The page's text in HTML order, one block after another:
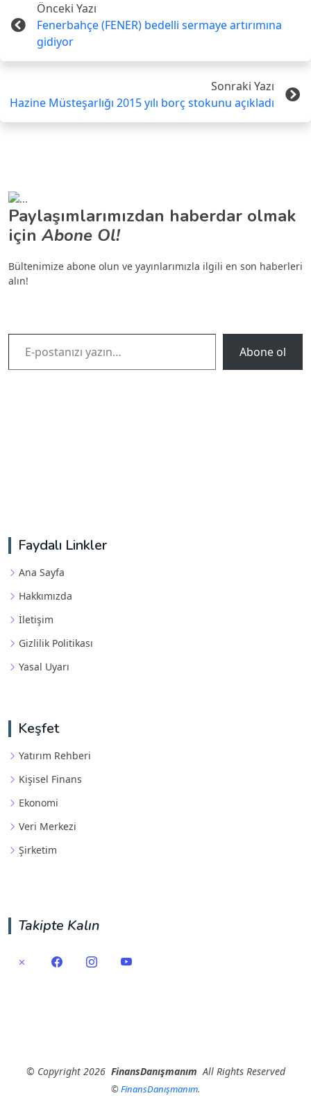
Önceki Yazı
Fenerbahçe (FENER) bedelli sermaye artırımına
gidiyor
Sonraki Yazı
Hazine Müsteşarlığı 2015 yılı borç stokunu açıkladı
Paylaşımlarımızdan haberdar olmak
için Abone Ol!
Bültenimize abone olun ve yayınlarımızla ilgili en son haberleri
alın!
E-postanızı yazın…
Abone ol
Faydalı Linkler
Ana Sayfa
Hakkımızda
İletişim
Gizlilik Politikası
Yasal Uyarı
Keşfet
Yatırım Rehberi
Kişisel Finans
Ekonomi
Veri Merkezi
Şirketim
Takipte Kalın
© Copyright2026 FinansDanışmanım All Rights Reserved
©FinansDanışmanım.